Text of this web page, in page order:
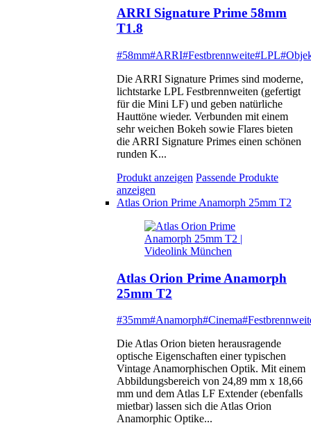
ARRI Signature Prime 58mm
T1.8
#58mm#ARRI#Festbrennweite#LPL
Die ARRI Signature Primes sind moderne,
lichtstarke LPL Festbrennweiten (gefertigt
für die Mini LF) und geben natürliche
Hauttöne wieder. Verbunden mit einem
sehr weichen Bokeh sowie Flares bieten
die ARRI Signature Primes einen schönen
runden K...
Produkt anzeigen Passende Produkte
anzeigen
Atlas Orion Prime Anamorph 25mm T2
Atlas Orion Prime Anamorph
25mm T2
#35mm#Anamorph#Cinema
Die Atlas Orion bieten herausragende
optische Eigenschaften einer typischen
Vintage Anamorphischen Optik. Mit einem
Abbildungsbereich von 24,89 mm x 18,66
mm und dem Atlas LF Extender (ebenfalls
mietbar) lassen sich die Atlas Orion
Anamorphic Optike...